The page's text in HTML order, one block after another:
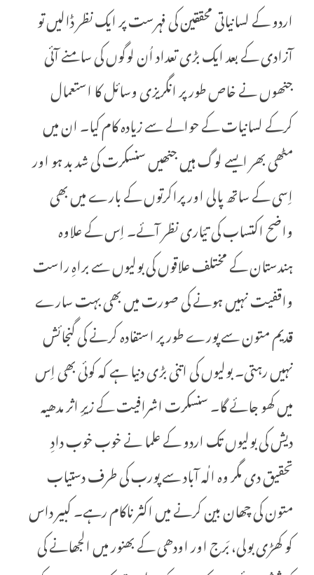
اردو کے لسانیاتی محققین کی فہرست پر ایک نظر ڈالیں تو
آزادی کے بعد ایک بڑی تعداد اُن لوگوں کی سامنے آئی
جنھوں نے خاص طور پر انگریزی وسائل کا استعمال
کرکے لسانیات کے حوالے سے زیادہ کام کیا۔ ان میں
مٹھی بھر ایسے لوگ ہیں جنھیں سنسکرت کی شد بد ہو اور
اِسی کے ساتھ پالی اور پراکرتوں کے بارے میں بھی
واضح اکتساب کی تیّاری نظر آئے۔ اِس کے علاوہ
ہندستان کے مختلف علاقوں کی بولیوں سے براہِ راست
واقفیت نہیں ہونے کی صورت میں بھی بہت سارے
قدیم متون سے پورے طور پر استفادہ کرنے کی گنجائش
نہیں رہتی۔ بولیوں کی اتنی بڑی دنیا ہے کہ کوئی بھی اِس
میں کھو جائے گا۔ سنسکرت اشرافیت کے زیرِ اثر مدھیہ
دیش کی بولیوں تک اردو کے علما نے خوب خوب دادِ
تحقیق دی مگر وہ الٰہ آباد سے پورب کی طرف دستیاب
متون کی چھان بین کرنے میں اکثر ناکام رہے۔ کبیر داس
کو کھڑی بولی، بَرج اور اودھی کے بھنور میں الجھانے کی